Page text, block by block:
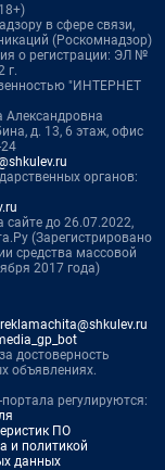
в сфере связи,
(Роскомнадзор)
о регистрации: ЭЛ №
г.
"ИНТЕРНЕТ
Александровна
д. 13, 6 этаж, офис
органов:
до 26.07.2022,
(Зарегистрировано
средства массовой
2017 года)
reklamachita@shkulev.ru
достоверность
объявлениях.
регулируются:
ПО
и политикой
данных